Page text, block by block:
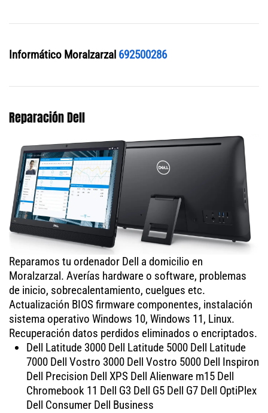
Informático Moralzarzal 692500286
Reparación Dell
Reparamos tu ordenador Dell a domicilio en
Moralzarzal. Averías hardware o software, problemas
de inicio, sobrecalentamiento, cuelgues etc.
Actualización BIOS firmware componentes, instalación
sistema operativo Windows 10, Windows 11, Linux.
Recuperación datos perdidos eliminados o encriptados.
Dell Latitude 3000 Dell Latitude 5000 Dell Latitude
7000 Dell Vostro 3000 Dell Vostro 5000 Dell Inspiron
Dell Precision Dell XPS Dell Alienware m15 Dell
Chromebook 11 Dell G3 Dell G5 Dell G7 Dell OptiPlex
Dell Consumer Dell Business